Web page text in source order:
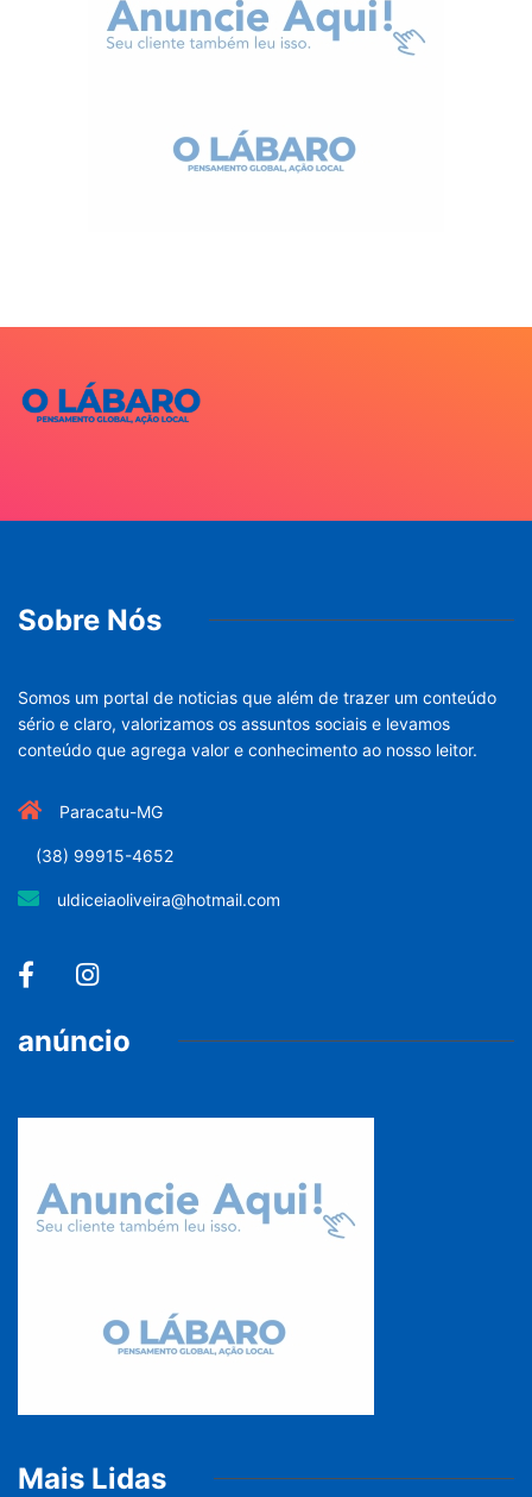
Sobre Nós
Somos um portal de noticias que além de trazer um conteúdo
sério e claro, valorizamos os assuntos sociais e levamos
conteúdo que agrega valor e conhecimento ao nosso leitor.
Paracatu-MG
(38) 99915-4652
uldiceiaoliveira@hotmail.com
anúncio
Mais Lidas